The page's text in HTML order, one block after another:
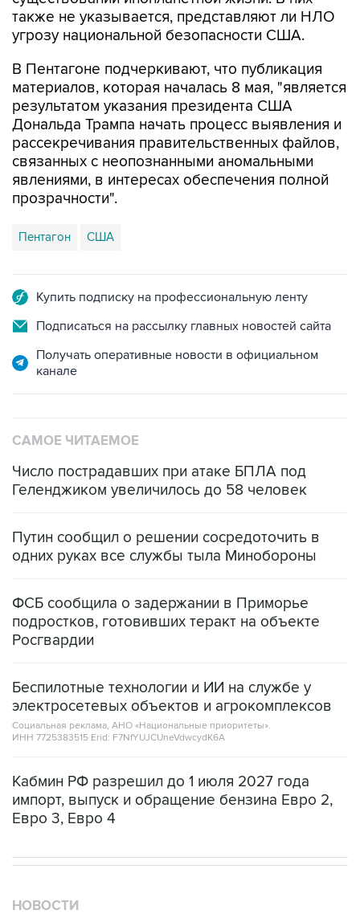
также не указывается, представляют ли НЛО
угрозу национальной безопасности США.
В Пентагоне подчеркивают, что публикация
материалов, которая началась 8 мая, "является
результатом указания президента США
Дональда Трампа начать процесс выявления и
рассекречивания правительственных файлов,
связанных с неопознанными аномальными
явлениями, в интересах обеспечения полной
прозрачности".
Пентагон США
Купить подписку на профессиональную ленту
Подписаться на рассылку главных новостей сайта
Получать оперативные новости в официальном
канале
САМОЕ ЧИТАЕМОЕ
Число пострадавших при атаке БПЛА под
Геленджиком увеличилось до 58 человек
Путин сообщил о решении сосредоточить в
одних руках все службы тыла Минобороны
ФСБ сообщила о задержании в Приморье
подростков, готовивших теракт на объекте
Росгвардии
Беспилотные технологии и ИИ на службе у
электросетевых объектов и агрокомплексов
Социальная реклама, АНО «Национальные приоритеты».
ИНН 7725383515 Erid: F7NfYUJCUneVdwcydK6A
Кабмин РФ разрешил до 1 июля 2027 года
импорт, выпуск и обращение бензина Евро 2,
Евро 3, Евро 4
НОВОСТИ